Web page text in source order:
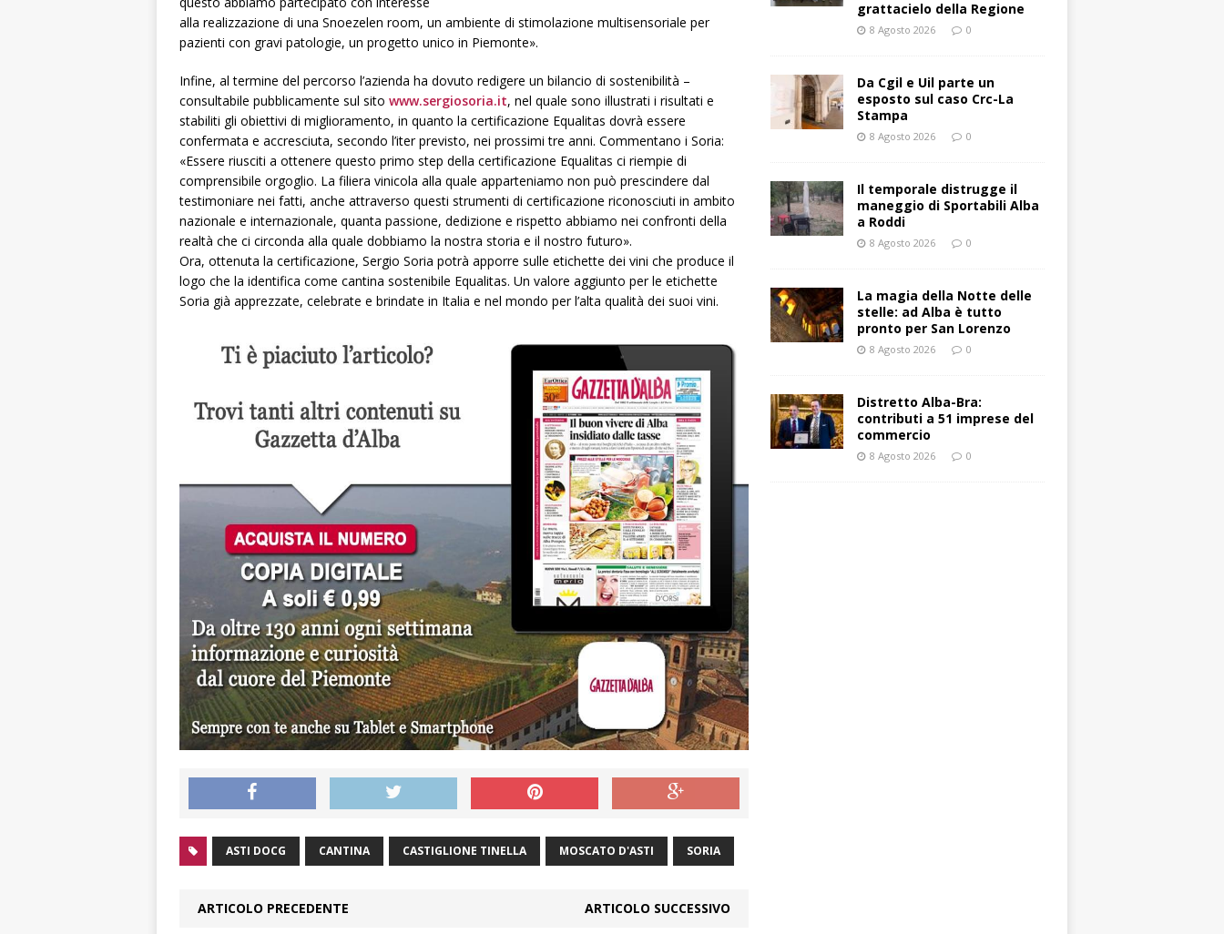
alla realizzazione di una Snoezelen room, un ambiente di stimolazione multisensoriale per
pazienti con gravi patologie, un progetto unico in Piemonte».
Infine, al termine del percorso l’azienda ha dovuto redigere un bilancio di sostenibilità –
consultabile pubblicamente sul sito www.sergiosoria.it, nel quale sono illustrati i risultati e
stabiliti gli obiettivi di miglioramento, in quanto la certificazione Equalitas dovrà essere
confermata e accresciuta, secondo l’iter previsto, nei prossimi tre anni. Commentano i Soria:
«Essere riusciti a ottenere questo primo step della certificazione Equalitas ci riempie di
comprensibile orgoglio. La filiera vinicola alla quale apparteniamo non può prescindere dal
testimoniare nei fatti, anche attraverso questi strumenti di certificazione riconosciuti in ambito
nazionale e internazionale, quanta passione, dedizione e rispetto abbiamo nei confronti della
realtà che ci circonda alla quale dobbiamo la nostra storia e il nostro futuro».
Ora, ottenuta la certificazione, Sergio Soria potrà apporre sulle etichette dei vini che produce il
logo che la identifica come cantina sostenibile Equalitas. Un valore aggiunto per le etichette
Soria già apprezzate, celebrate e brindate in Italia e nel mondo per l’alta qualità dei suoi vini.
ASTI DOCG CANTINA CASTIGLIONE TINELLA MOSCATO D'ASTI SORIA
ARTICOLO PRECEDENTE ARTICOLO SUCCESSIVO
grattacielo della Regione
8 Agosto 2026 0
Da Cgil e Uil parte un
esposto sul caso Crc-La
Stampa
8 Agosto 2026 0
Il temporale distrugge il
maneggio di Sportabili Alba
a Roddi
8 Agosto 2026 0
La magia della Notte delle
stelle: ad Alba è tutto
pronto per San Lorenzo
8 Agosto 2026 0
Distretto Alba-Bra:
contributi a 51 imprese del
commercio
8 Agosto 2026 0